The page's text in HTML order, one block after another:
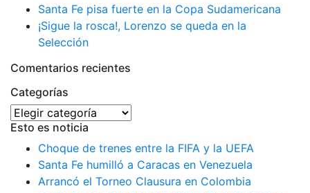
Santa Fe pisa fuerte en la Copa Sudamericana
¡Sigue la rosca!, Lorenzo se queda en la
Selección
Comentarios recientes
Categorías
Categorías
Esto es noticia
Choque de trenes entre la FIFA y la UEFA
Santa Fe humilló a Caracas en Venezuela
Arrancó el Torneo Clausura en Colombia